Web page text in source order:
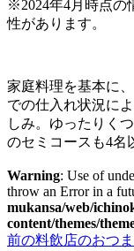
※2024年4月時点の
性があります。
家庭料理を基本に
での仕入れ状況に
しみ。ゆったりく
のセミコースも4名
Warning: Use of
throw an Error in a
mukansa/web/
content/themes/
前の料飲店のおつ